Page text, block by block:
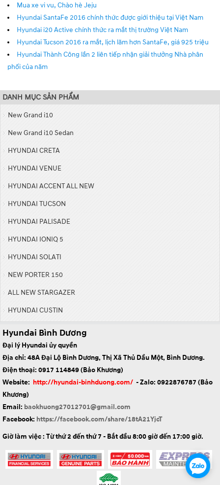
Mua xe vi vu, Chào hè Jeju
Hyundai SantaFe 2016 chính thức được giới thiệu tại Việt Nam
Hyundai i20 Active chính thức ra mắt thị trường Việt Nam
Hyundai Tucson 2016 ra mắt, lịch lãm hơn SantaFe, giá 925 triệu
Hyundai Thành Công lần 2 liên tiếp nhận giải thưởng Nhà phân
phối của năm
DANH MỤC SẢN PHẨM
New Grand i10
New Grand i10 Sedan
HYUNDAI CRETA
HYUNDAI VENUE
HYUNDAI ACCENT ALL NEW
HYUNDAI TUCSON
HYUNDAI PALISADE
HYUNDAI IONIQ 5
HYUNDAI SOLATI
NEW PORTER 150
ALL NEW STARGAZER
HYUNDAI CUSTIN
Hyundai Bình Dương
Đại lý Hyundai ủy quyền
Địa chỉ: 48A Đại Lộ Bình Dương, Thị Xã Thủ Dầu Một, Bình Dương.
Điện thoại: 0917 114849 (Bảo Khương)
Website: http://hyundai-binhduong.com/ - Zalo: 0922876787 (Bảo
Khương)
Email: baokhuong27012701@gmail.com
Facebook: https://facebook.com/share/18tA21YjcT
Giờ làm việc : Từ thứ 2 đến thứ 7 - Bắt đầu 8:00 giờ đến 17:00 giờ.